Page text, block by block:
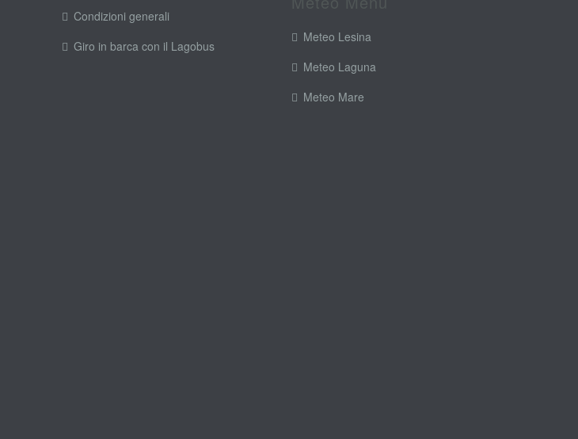
Condizioni generali
Giro in barca con il Lagobus
Meteo Lesina
Meteo Laguna
Meteo Mare